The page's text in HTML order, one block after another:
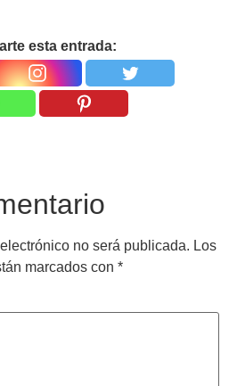
esta entrada:
no será publicada. Los
marcados con *